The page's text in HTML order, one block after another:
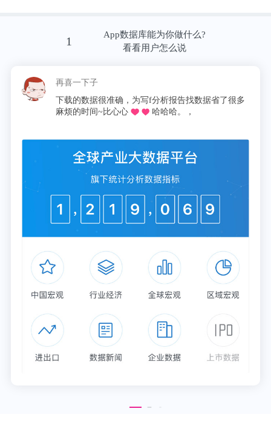
1
App数据库能为你做什么?
看看用户怎么说
准确，为写f分析报告找数据省了很多
哈哈哈。，
同学推荐的o，不用去
论文啦，再也不用早起
十分适合想